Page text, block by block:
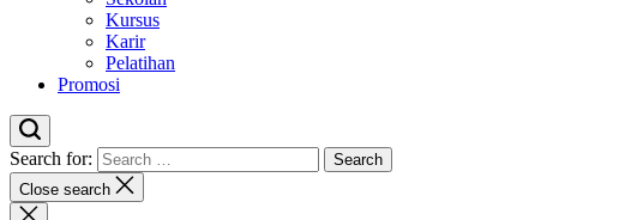
Kursus
Karir
Pelatihan
Promosi
Search for:
Close search